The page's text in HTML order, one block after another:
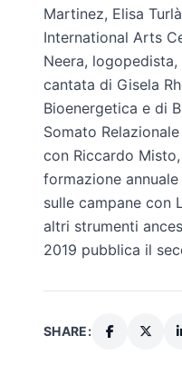
Martinez, Elisa
International Arts
Neera,
cantata di Gisela
Bioenergetica e di
Somato
con Riccardo
formazione
sulle campane con
altri strumenti
2019 pubblica il
SHARE: